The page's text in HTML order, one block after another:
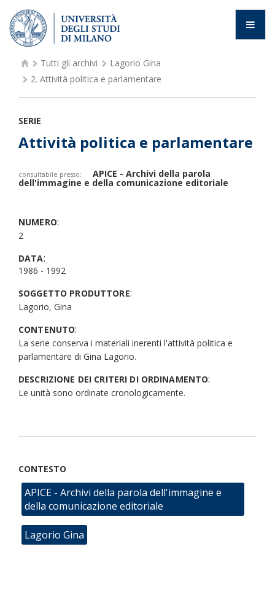
Tutti gli archivi
Lagorio Gina
2. Attività politica e parlamentare
SERIE
Attività politica e parlamentare
consultabile presso: APICE - Archivi della parola
dell'immagine e della comunicazione editoriale
NUMERO:
2
DATA:
1986 - 1992
SOGGETTO PRODUTTORE:
Lagorio, Gina
CONTENUTO:
La serie conserva i materiali inerenti l'attività politica e
parlamentare di Gina Lagorio.
DESCRIZIONE DEI CRITERI DI ORDINAMENTO:
Le unità sono ordinate cronologicamente.
CONTESTO
APICE - Archivi della parola dell'immagine e
della comunicazione editoriale
Lagorio Gina